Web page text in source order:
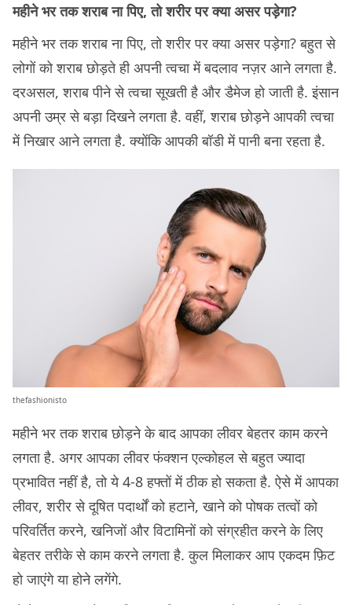
महीने भर तक शराब ना पिए, तो शरीर पर क्या असर पड़ेगा?
महीने भर तक शराब ना पिए, तो शरीर पर क्या असर पड़ेगा? बहुत से
लोगों को शराब छोड़ते ही अपनी त्वचा में बदलाव नज़र आने लगता है.
दरअसल, शराब पीने से त्वचा सूखती है और डैमेज हो जाती है. इंसान
अपनी उम्र से बड़ा दिखने लगता है. वहीं, शराब छोड़ने आपकी त्वचा
में निखार आने लगता है. क्योंकि आपकी बॉडी में पानी बना रहता है.
thefashionisto
महीने भर तक शराब छोड़ने के बाद आपका लीवर बेहतर काम करने
लगता है. अगर आपका लीवर फंक्शन एल्कोहल से बहुत ज्यादा
प्रभावित नहीं है, तो ये 4-8 हफ्तों में ठीक हो सकता है. ऐसे में आपका
लीवर, शरीर से दूषित पदार्थों को हटाने, खाने को पोषक तत्वों को
परिवर्तित करने, खनिजों और विटामिनों को संग्रहीत करने के लिए
बेहतर तरीके से काम करने लगता है. कुल मिलाकर आप एकदम फ़िट
हो जाएंगे या होने लगेंगे.